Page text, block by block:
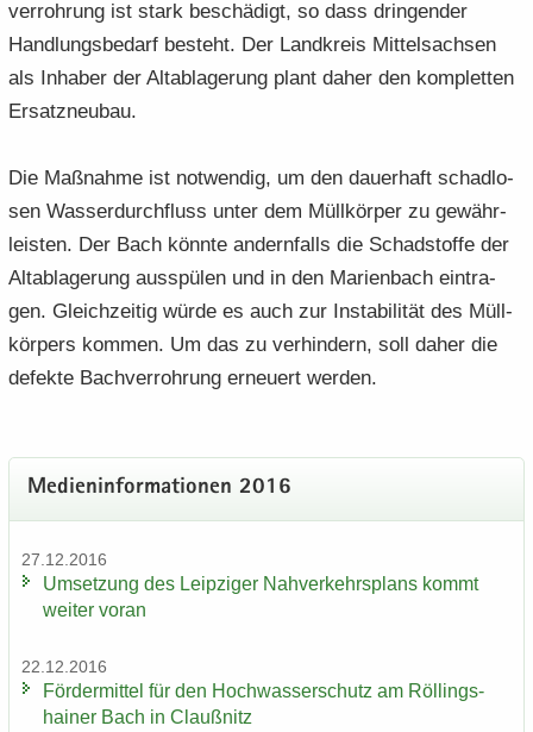
ver­roh­rung ist stark be­schä­digt, so dass drin­gen­der
Hand­lungs­be­darf be­steht. Der Land­kreis Mit­tel­sach­sen
als In­ha­ber der Alt­ab­la­ge­rung plant daher den kom­plet­ten
Er­satz­neu­bau.
Die Maß­nah­me ist not­wen­dig, um den dau­er­haft schad­lo­
sen Was­ser­durch­fluss unter dem Müll­kör­per zu ge­währ­
leis­ten. Der Bach könn­te an­dern­falls die Schad­stof­fe der
Alt­ab­la­ge­rung aus­spü­len und in den Ma­ri­en­bach ein­tra­
gen. Gleich­zei­tig würde es auch zur In­sta­bi­li­tät des Müll­
kör­pers kom­men. Um das zu ver­hin­dern, soll daher die
de­fek­te Bach­ver­roh­rung er­neu­ert wer­den.
Me­di­en­in­for­ma­tio­nen 2016
27.12.2016
Um­set­zung des Leip­zi­ger Nah­ver­kehrs­plans kommt
wei­ter voran
22.12.2016
För­der­mit­tel für den Hoch­was­ser­schutz am Röl­lings­
hai­ner Bach in Clau­ß­nitz